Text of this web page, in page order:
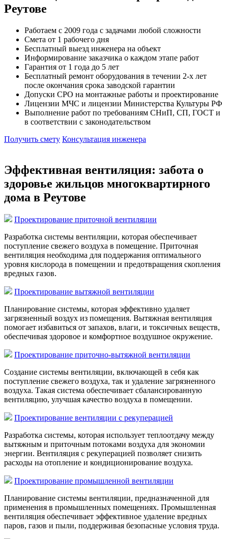
Реутове
Работаем с 2009 года с задачами любой сложности
Смета от 1 рабочего дня
Бесплатный выезд инженера на объект
Информирование заказчика о каждом этапе работ
Гарантия от 1 года до 5 лет
Бесплатный ремонт оборудования в течении 2-х лет
после окончания срока заводской гарантии
Допуски СРО на монтажные работы и проектирование
Лицензии МЧС и лицензии Министерства Культуры РФ
Выполнение работ по требованиям СНиП, СП, ГОСТ и
в соответствии с законодательством
Получить смету Консультация инженера
Эффективная вентиляция: забота о
здоровье жильцов многоквартирного
дома в Реутове
Проектирование приточной вентиляции
Разработка системы вентиляции, которая обеспечивает
поступление свежего воздуха в помещение. Приточная
вентиляция необходима для поддержания оптимального
уровня кислорода в помещении и предотвращения скопления
вредных газов.
Проектирование вытяжной вентиляции
Планирование системы, которая эффективно удаляет
загрязненный воздух из помещения. Вытяжная вентиляция
помогает избавиться от запахов, влаги, и токсичных веществ,
обеспечивая здоровое и комфортное воздушное окружение.
Проектирование приточно-вытяжной вентиляции
Создание системы вентиляции, включающей в себя как
поступление свежего воздуха, так и удаление загрязненного
воздуха. Такая система обеспечивает сбалансированную
вентиляцию, улучшая качество воздуха в помещении.
Проектирование вентиляции с рекуперацией
Разработка системы, которая использует теплоотдачу между
вытяжным и приточным потоками воздуха для экономии
энергии. Вентиляция с рекуперацией позволяет снизить
расходы на отопление и кондиционирование воздуха.
Проектирование промышленной вентиляции
Планирование системы вентиляции, предназначенной для
применения в промышленных помещениях. Промышленная
вентиляция обеспечивает эффективное удаление вредных
паров, газов и пыли, поддерживая безопасные условия труда.